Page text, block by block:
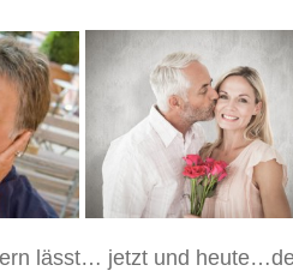
lässt… jetzt und